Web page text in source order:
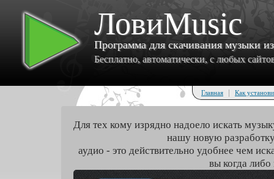
ЛовиMusic
Программа для скачивания музыки
Бесплатно, автоматически, с любых
Главная | Как
Для тех кому изрядно надоело искать
нашу новую
аудио - это действительно удобнее чем
вы когда либо